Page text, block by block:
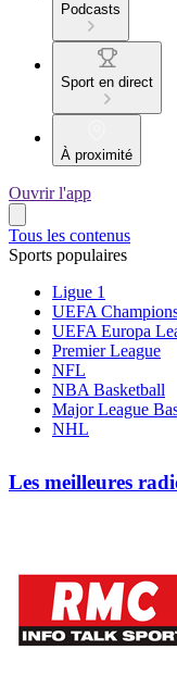
Podcasts
Sport en direct
À proximité
Ouvrir l'app
Tous les contenus
Sports populaires
Ligue 1
UEFA
UEFA Europa
Premier League
NFL
NBA Basketball
Major League
NHL
Les meilleures